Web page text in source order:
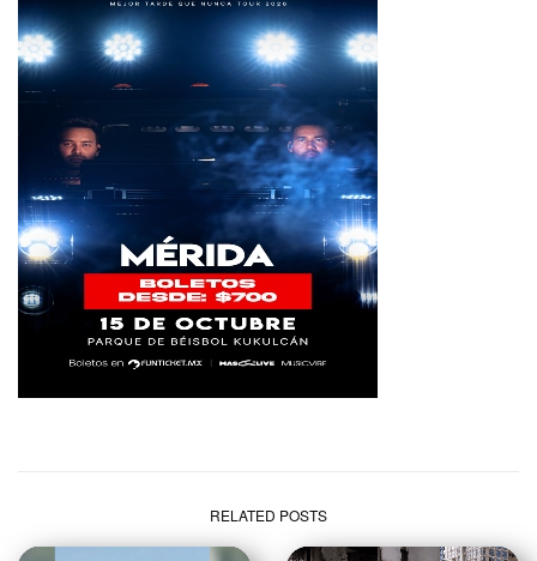
RELATED POSTS